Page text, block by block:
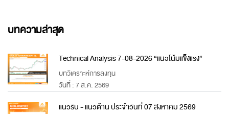
บทความล่าสุด
Technical Analysis 7-08-2026 “แนวโน้มแข็งแรง”
บทวิเคราะห์การลงทุน
วันที่ : 7 ส.ค. 2569
แนวรับ - แนวต้าน ประจำวันที่ 07 สิงหาคม 2569